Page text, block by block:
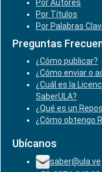
Por Autores
Por Títulos
Por Palabras
Preguntas
¿Cómo publicar?
¿Cómo enviar o
¿Cuál es la
SaberULA?
¿Qué es un
¿Cómo obtengo
Ubícanos
saber@ula.ve